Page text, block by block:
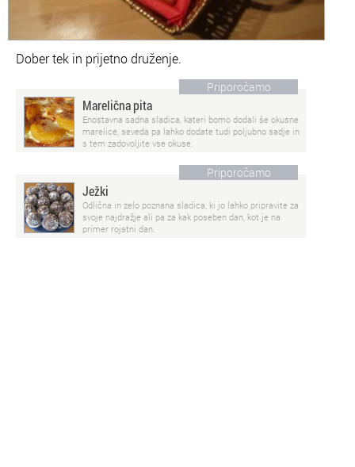
Dober tek in prijetno druženje.
Priporočamo
Marelična pita
Enostavna sadna sladica, kateri bomo dodali še okusne
marelice, seveda pa lahko dodate tudi poljubno sadje in
s tem zadovoljite vse okuse.
Priporočamo
Ježki
Odlična in zelo poznana sladica, ki jo lahko pripravite za
svoje najdražje ali pa za kak poseben dan, kot je na
primer rojstni dan.